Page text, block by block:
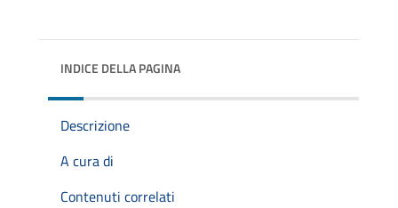
INDICE DELLA PAGINA
Descrizione
A cura di
Contenuti correlati